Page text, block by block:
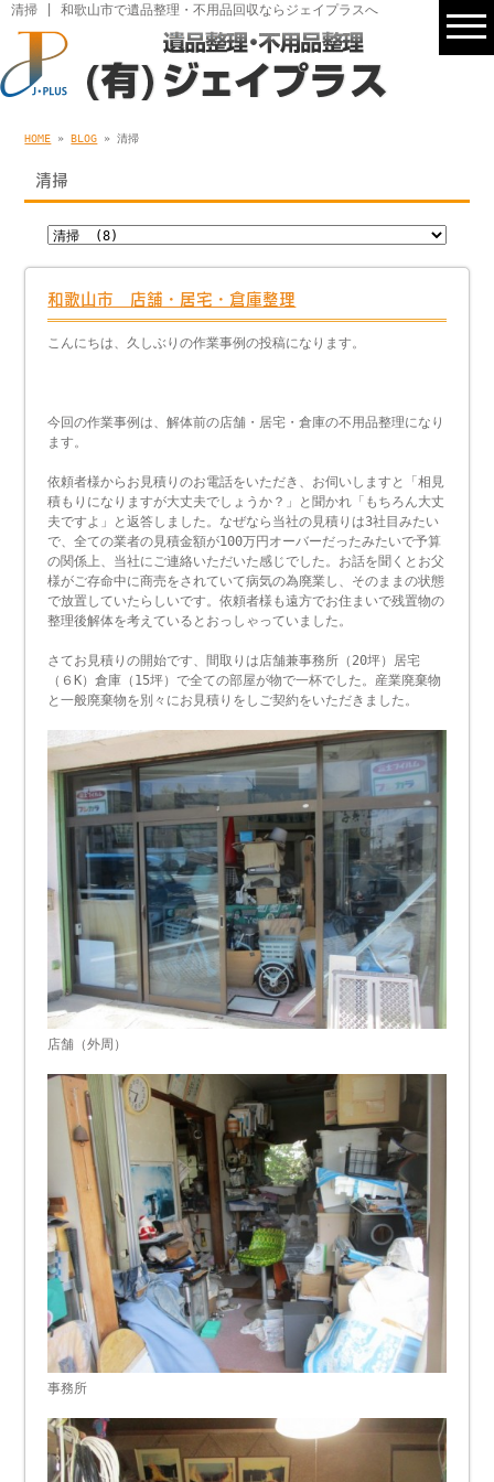
清掃 | 和歌山市で遺品整理・不用品回収ならジェイプラスへ
HOME »BLOG » 清掃
清掃
和歌山市 店舗・居宅・倉庫整理
こんにちは、久しぶりの作業事例の投稿になります。
今回の作業事例は、解体前の店舗・居宅・倉庫の不用品整理になり
ます。
依頼者様からお見積りのお電話をいただき、お伺いしますと「相見
積もりになりますが大丈夫でしょうか？」と聞かれ「もちろん大丈
夫ですよ」と返答しました。なぜなら当社の見積りは3社目みたい
で、全ての業者の見積金額が100万円オーバーだったみたいで予算
の関係上、当社にご連絡いただいた感じでした。お話を聞くとお父
様がご存命中に商売をされていて病気の為廃業し、そのままの状態
で放置していたらしいです。依頼者様も遠方でお住まいで残置物の
整理後解体を考えているとおっしゃっていました。
さてお見積りの開始です、間取りは店舗兼事務所（20坪）居宅
（６K）倉庫（15坪）で全ての部屋が物で一杯でした。産業廃棄物
と一般廃棄物を別々にお見積りをしご契約をいただきました。
店舗（外周）
事務所